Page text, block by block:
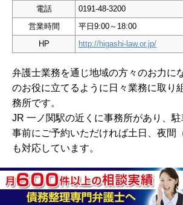
電話
0191-48-3200
営業時間
平日9:00～18:00
HP
http://higashi-law.or.jp/
弁護士業務を通じ地域の方々のお力に
のお役に立てるように日々業務に取り
務所です。
JR 一ノ関駅の近くに事務所があり、駐
事前にご予約いただければ土日、夜間
も対応しています。
岩手県一関市周辺情報